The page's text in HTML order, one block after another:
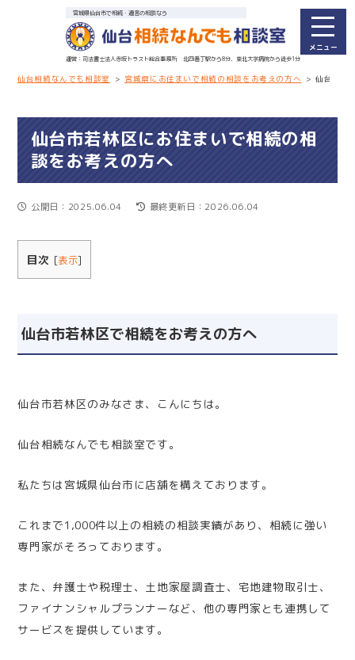
宮城県仙台市で相続・遺言の相談なら
司法書士法人赤坂トラスト総合事務所 北四番丁駅から8分、東北大学病院から徒歩1分
仙台相続なんでも相談室 > 宮城県にお住まいで相続の相談をお考えの方へ >仙台市若
仙台市若林区にお住まいで相続の相
談をお考えの方へ
公開日：2025.06.04 最終更新日：2026.06.04
目次 [表示]
仙台市若林区で相続をお考えの方へ
仙台市若林区のみなさま、こんにちは。
仙台相続なんでも相談室です。
私たちは宮城県仙台市に店舗を構えております。
これまで1,000件以上の相続の相談実績があり、相続に強い
専門家がそろっております。
また、弁護士や税理士、土地家屋調査士、宅地建物取引士、
ファイナンシャルプランナーなど、他の専門家とも連携して
サービスを提供しています。